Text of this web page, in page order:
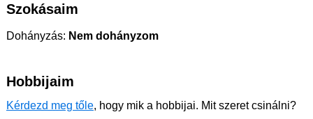
Szokásaim
Dohányzás: Nem dohányzom
Hobbijaim
Kérdezd meg tőle, hogy mik a hobbijai. Mit szeret csinálni?